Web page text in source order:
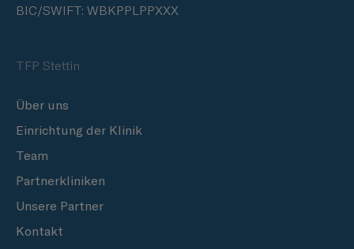
BIC/SWIFT: WBKPPLPPXXX
TFP Stettin
Über uns
Einrichtung der Klinik
Team
Partnerkliniken
Unsere Partner
Kontakt